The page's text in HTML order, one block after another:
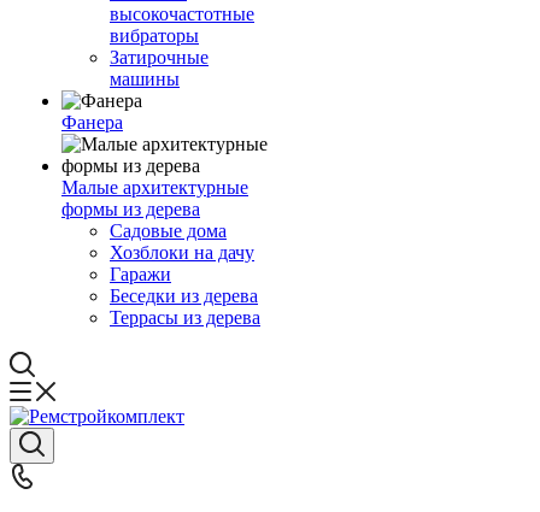
высокочастотные
вибраторы
Затирочные
машины
Фанера
Малые архитектурные
формы из дерева
Садовые дома
Хозблоки на дачу
Гаражи
Беседки из дерева
Террасы из дерева